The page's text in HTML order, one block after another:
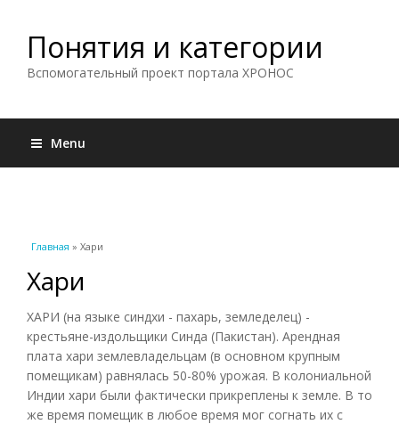
Понятия и категории
Вспомогательный проект портала ХРОНОС
Menu
Вы здесь
Главная » Хари
Хари
ХАРИ (на языке синдхи - пахарь, земледелец) -
крестьяне-издольщики Синда (Пакистан). Арендная
плата хари землевладельцам (в основном крупным
помещикам) равнялась 50-80% урожая. В колониальной
Индии хари были фактически прикреплены к земле. В то
же время помещик в любое время мог согнать их с